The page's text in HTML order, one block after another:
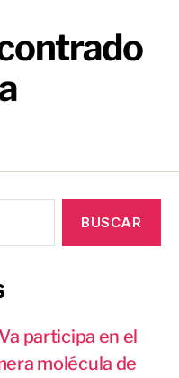
participa en el
molécula de